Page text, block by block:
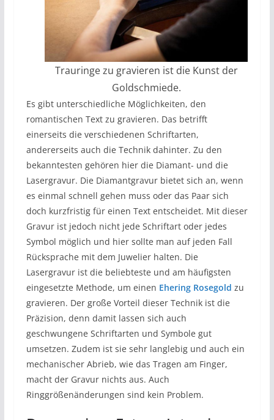
Trauringe zu gravieren ist die Kunst der
Goldschmiede.
Es gibt unterschiedliche Möglichkeiten, den
romantischen Text zu gravieren. Das betrifft
einerseits die verschiedenen Schriftarten,
andererseits auch die Technik dahinter. Zu den
bekanntesten gehören hier die Diamant- und die
Lasergravur. Die Diamantgravur bietet sich an, wenn
es einmal schnell gehen muss oder das Paar sich
doch kurzfristig für einen Text entscheidet. Mit dieser
Gravur ist jedoch nicht jede Schriftart oder jedes
Symbol möglich und hier sollte man auf jeden Fall
Rücksprache mit dem Juwelier halten. Die
Lasergravur ist die beliebteste und am häufigsten
eingesetzte Methode, um einen Ehering Rosegold zu
gravieren. Der große Vorteil dieser Technik ist die
Präzision, denn damit lassen sich auch
geschwungene Schriftarten und Symbole gut
umsetzen. Zudem ist sie sehr langlebig und auch ein
mechanischer Abrieb, wie das Tragen am Finger,
macht der Gravur nichts aus. Auch
Ringgrößenänderungen sind kein Problem.